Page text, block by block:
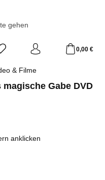
0,00 €
& Filme
magische Gabe DVD
anklicken